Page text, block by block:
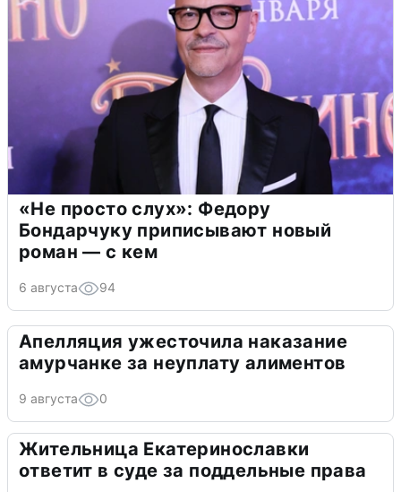
«Не просто слух»: Федору
Бондарчуку приписывают новый
роман — с кем
6 августа 94
Апелляция ужесточила наказание
амурчанке за неуплату алиментов
9 августа 0
Жительница Екатеринославки
ответит в суде за поддельные права